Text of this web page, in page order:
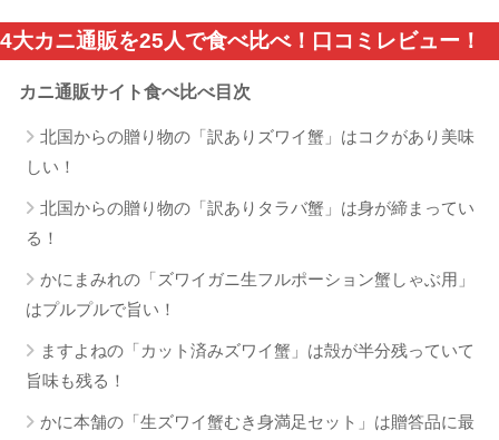
4大カニ通販を25人で食べ比べ！口コミレビュー！
カニ通販サイト食べ比べ目次
北国からの贈り物の「訳ありズワイ蟹」はコクがあり美味
しい！
北国からの贈り物の「訳ありタラバ蟹」は身が締まってい
る！
かにまみれの「ズワイガニ生フルポーション蟹しゃぶ用」
はプルプルで旨い！
ますよねの「カット済みズワイ蟹」は殻が半分残っていて
旨味も残る！
かに本舗の「生ズワイ蟹むき身満足セット」は贈答品に最